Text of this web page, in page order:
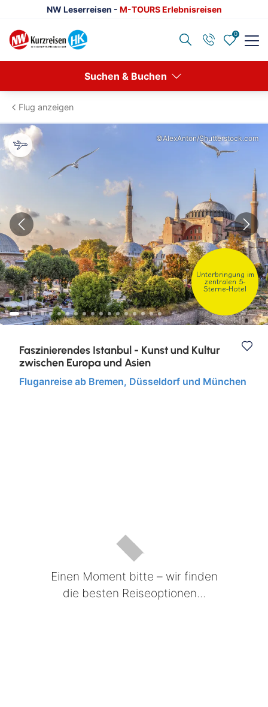
NW Leserreisen - M-TOURS Erlebnisreisen
0
Suchen & Buchen
Reisethemen anzeigen
Advents- & Silvesterreisen
Europa
Klassische Konzerte
Konzertreisen
Kulturreisen
Nord- & Ostsee
Städtereisen
Flug anzeigen
Unterbringung im
zentralen 5-
Sterne-Hotel
©AlexAnton/Shutterstock.com
Faszinierendes Istanbul - Kunst und Kultur
zwischen Europa und Asien
Fluganreise ab Bremen, Düsseldorf und München
Einen Moment bitte – wir finden
die besten Reiseoptionen...